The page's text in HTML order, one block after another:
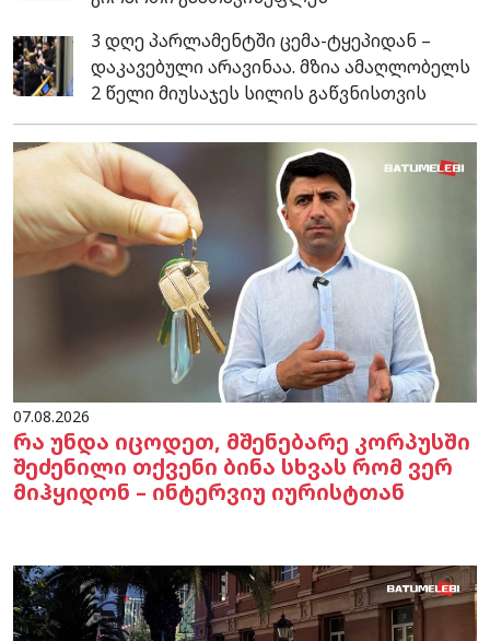
3 დღე პარლამენტში ცემა-ტყეპიდან –
დაკავებული არავინაა. მზია ამაღლობელს
2 წელი მიუსაჯეს სილის გაწვნისთვის
07.08.2026
რა უნდა იცოდეთ, მშენებარე კორპუსში
შეძენილი თქვენი ბინა სხვას რომ ვერ
მიჰყიდონ – ინტერვიუ იურისტთან